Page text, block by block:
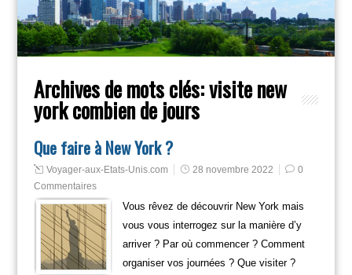
Archives de mots clés:visite new
york combien de jours
Que faire à New York ?
Voyager-aux-Etats-Unis.com 28 novembre 2022
0
Commentaires
Vous rêvez de découvrir New York mais
vous vous interrogez sur la manière d’y
arriver ? Par où commencer ? Comment
organiser vos journées ? Que visiter ?